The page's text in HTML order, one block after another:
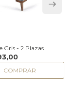
Gris - 2 Plazas